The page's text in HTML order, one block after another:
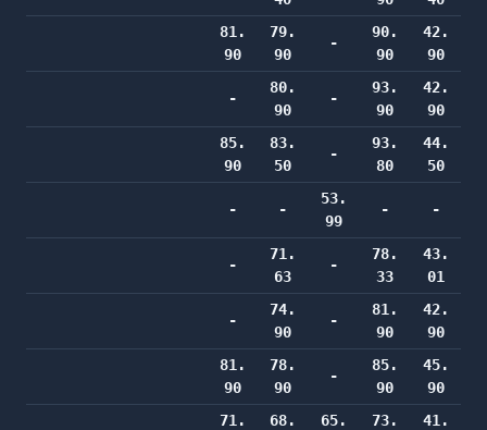
81.
90
79.
90
-
90.
90
42.
90
-
80.
90
-
93.
90
42.
90
85.
90
83.
50
-
93.
80
44.
50
- -
53.
99
- -
-
71.
63
-
78.
33
43.
01
-
74.
90
-
81.
90
42.
90
81.
90
78.
90
-
85.
90
45.
90
71.
68.
65.
73.
41.